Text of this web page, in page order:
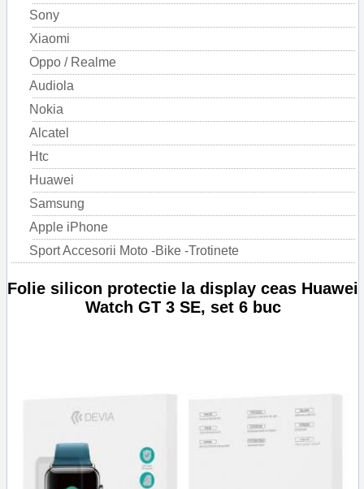
Sony
Xiaomi
Oppo / Realme
Audiola
Nokia
Alcatel
Htc
Huawei
Samsung
Apple iPhone
Sport Accesorii Moto -Bike -Trotinete
Folie silicon protectie la display ceas Huawei
Watch GT 3 SE, set 6 buc